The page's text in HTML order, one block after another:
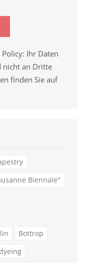
Ihr Daten
nicht an Dritte
finden Sie auf
Biennale"
Bottrop
dyeing